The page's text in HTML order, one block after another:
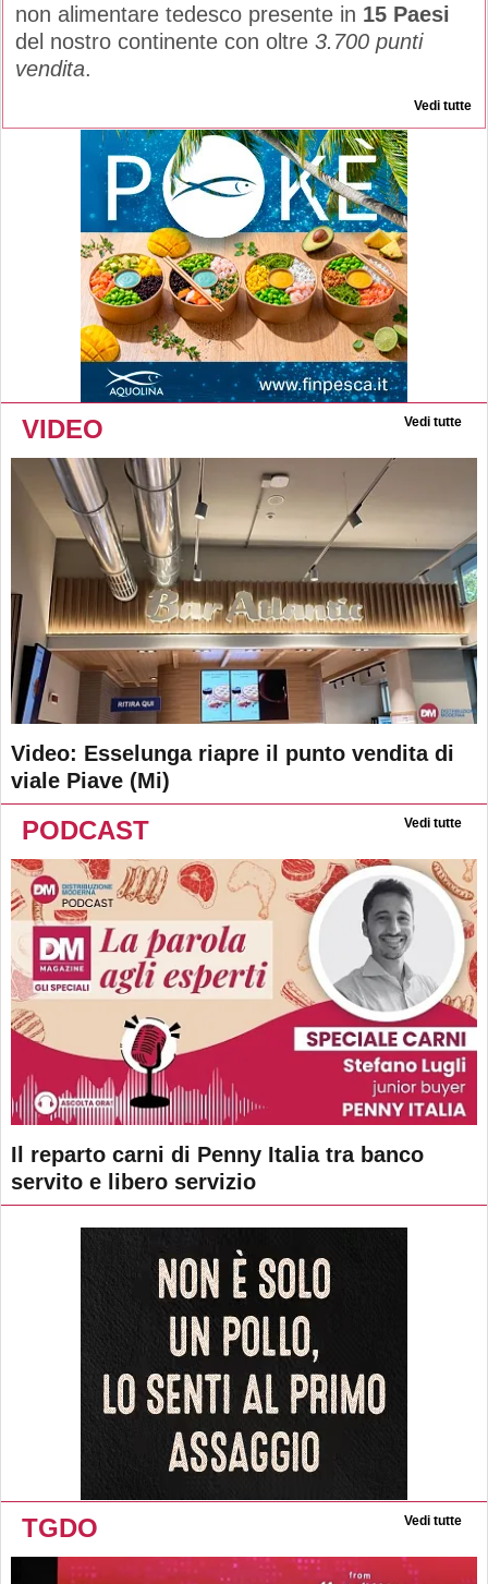
non alimentare tedesco presente in 15 Paesi
del nostro continente con oltre 3.700 punti
vendita.
Vedi tutte
VIDEO Vedi tutte
Video: Esselunga riapre il punto vendita di
viale Piave (Mi)
PODCAST Vedi tutte
Il reparto carni di Penny Italia tra banco
servito e libero servizio
TGDO Vedi tutte